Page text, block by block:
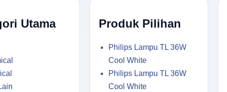
Utama Produk Pilihan
Philips Lampu TL 36W
Cool White
Philips Lampu TL 36W
Cool White